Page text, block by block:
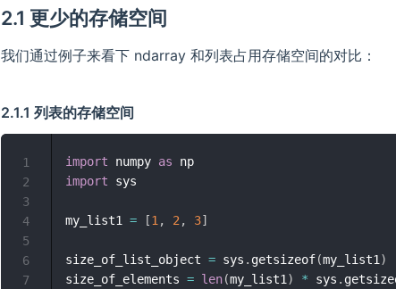
2.1 更少的存储空间
我们通过例子来看下 ndarray 和列表占用存储空间的对比：
2.1.1 列表的存储空间
import numpy as
import sys
my_list1 = [1 , 2 , 3]
size_of_list_object = sys . getsizeof(my_list1 )
size_of_elements = len(my_list1 ) * sys .
1
2
3
4
5
6
7